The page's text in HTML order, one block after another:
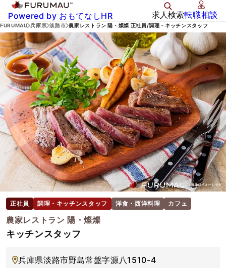
Powered by おもてなしHR 求人検索転職相談
FURUMAU 兵庫県 淡路市 農家レストラン 陽・燦燦 正社員/調理・キッチンスタッフ
正社員 調理・キッチンスタッフ 洋食・西洋料理 カフェ
農家レストラン 陽・燦燦
キッチンスタッフ
兵庫県淡路市野島常盤字源八1510-4